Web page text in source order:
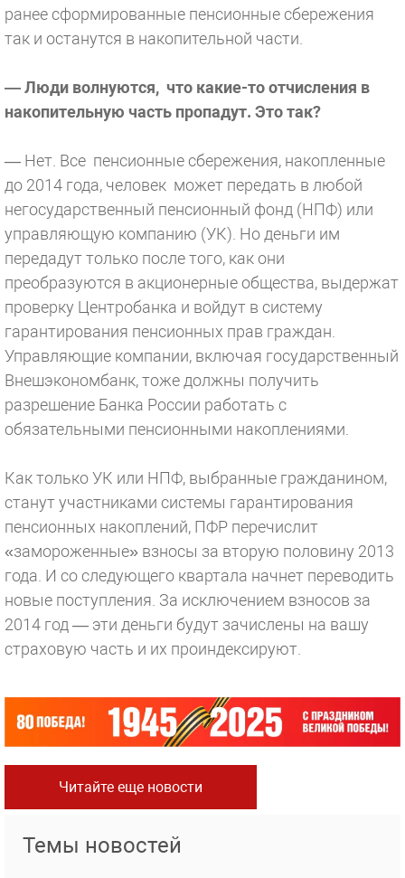
ранее сформированные пенсионные сбережения
так и останутся в накопительной части.
— Люди волнуются, что какие-то отчисления в
накопительную часть пропадут. Это так?
— Нет. Все пенсионные сбережения, накопленные
до 2014 года, человек может передать в любой
негосударственный пенсионный фонд (НПФ) или
управляющую компанию (УК). Но деньги им
передадут только после того, как они
преобразуются в акционерные общества, выдержат
проверку Центробанка и войдут в систему
гарантирования пенсионных прав граждан.
Управляющие компании, включая государственный
Внешэкономбанк, тоже должны получить
разрешение Банка России работать с
обязательными пенсионными накоплениями.
Как только УК или НПФ, выбранные гражданином,
станут участниками системы гарантирования
пенсионных накоплений, ПФР перечислит
«замороженные» взносы за вторую половину 2013
года. И со следующего квартала начнет переводить
новые поступления. За исключением взносов за
2014 год — эти деньги будут зачислены на вашу
страховую часть и их проиндексируют.
Читайте еще новости
Темы новостей